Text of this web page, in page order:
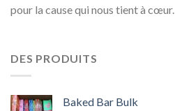
pour la cause qui nous tient à cœur.
DES PRODUITS
Baked Bar Bulk